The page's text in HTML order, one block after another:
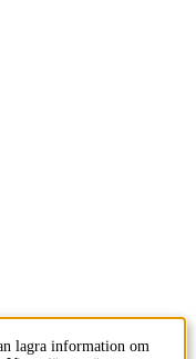
lagra information om